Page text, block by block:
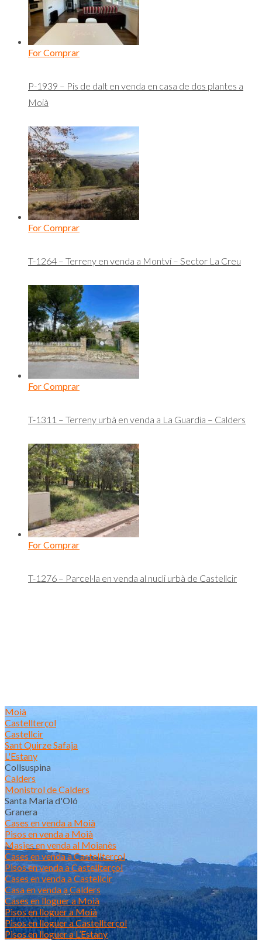
For Comprar
P-1939 – Pis de dalt en venda en casa de dos plantes a
Moià
For Comprar
T-1264 – Terreny en venda a Montví – Sector La Creu
For Comprar
T-1311 – Terreny urbà en venda a La Guardia – Calders
For Comprar
T-1276 – Parcel·la en venda al nucli urbà de Castellcir
Moià
Castellterçol
Castellcir
Sant Quirze Safaja
L'Estany
Collsuspina
Calders
Monistrol de Calders
Santa Maria d'Oló
Granera
Cases en venda a Moià
Pisos en venda a Moià
Masies en venda al Moianès
Cases en venda a Castellterçol
Pisos en venda a Castellterçol
Cases en venda a Castellcir
Casa en venda a Calders
Cases en lloguer a Moià
Pisos en lloguer a Moià
Pisos en lloguer a Castellterçol
Pisos en lloguer a L’Estany